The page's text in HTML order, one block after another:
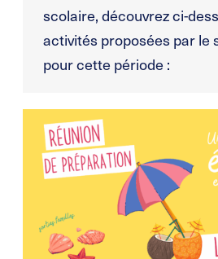
scolaire, découvrez ci-
activités proposées par le
pour cette période :